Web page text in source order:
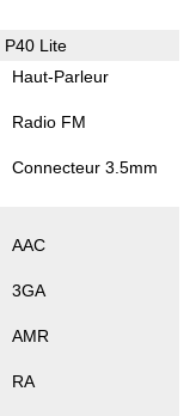
P40 Lite
Haut-Parleur
Radio FM
Connecteur 3.5mm
AAC
3GA
AMR
RA